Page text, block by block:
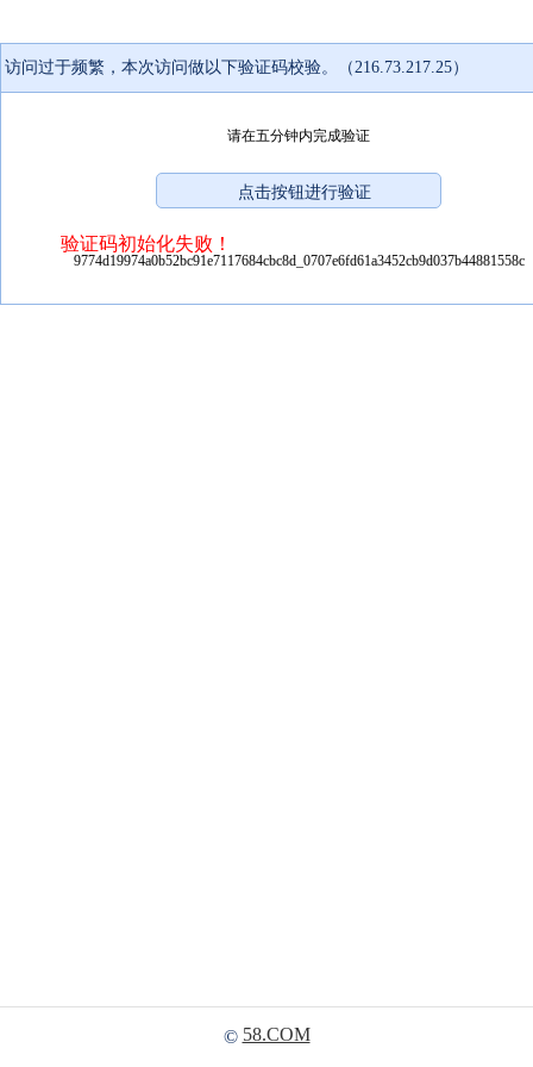
访问过于频繁，本次访问做以下验证码校验。（216.73.217.25）
请在五分钟内完成验证
验证码初始化失败！
9774d19974a0b52bc91e7117684cbc8d_0707e6fd61a3452cb9d037b44881558c
© 58.COM